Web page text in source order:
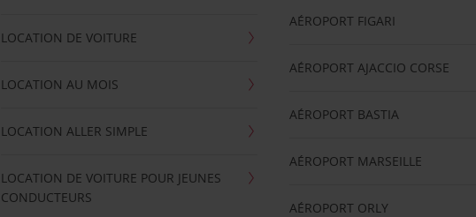
LOCATION DE VOITURE
LOCATION AU MOIS
LOCATION ALLER SIMPLE
LOCATION DE VOITURE POUR JEUNES
CONDUCTEURS
AÉROPORT FIGARI
AÉROPORT AJACCIO CORSE
AÉROPORT BASTIA
AÉROPORT MARSEILLE
AÉROPORT ORLY